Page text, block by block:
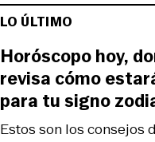
LO ÚLTIMO
Estos son los consejos
Horóscopo hoy,
revisa cómo
para tu signo